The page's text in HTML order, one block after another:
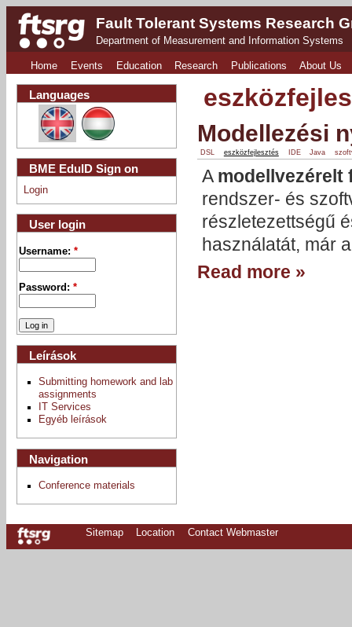
Fault Tolerant Systems Research
Department of Measurement and Information Systems
Home Events Education Research Publications About Us
Modellezési
DSL eszközfejlesztés IDE Java
A modellvezérelt
rendszer- és
részletezettségű
használatát, már
Read more »
Languages
BME EduID Sign on
Login
User login
Username:*
Password:*
Leírások
Submitting homework and lab
assignments
IT Services
Egyéb leírások
Navigation
Conference materials
Sitemap Location Contact Webmaster